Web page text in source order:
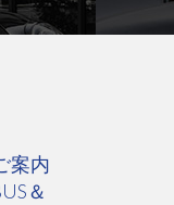
案内
＆